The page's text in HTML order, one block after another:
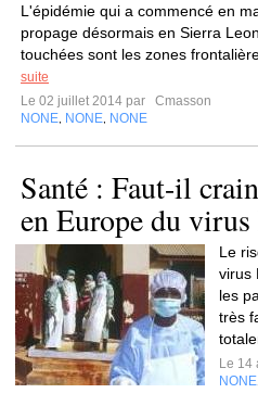
L'épidémie qui a commencé en
propage désormais en Sierra
touchées sont les zones
suite
Le 02 juillet 2014 par
Cmasson
NONE NONE NONE
Santé : Faut-il
en Europe du
Le
virus
les
très
Le 14
NONE